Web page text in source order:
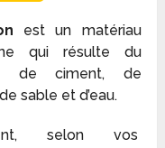
est un matériau
qui résulte du
de ciment, de
sable et d’eau.
selon vos